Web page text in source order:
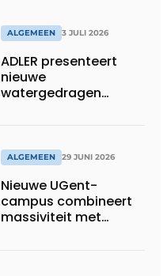
ALGEMEEN 3 JULI 2026
ADLER presenteert
nieuwe
watergedragen
ALGEMEEN 29 JUNI 2026
Nieuwe UGent-
campus combineert
massiviteit met